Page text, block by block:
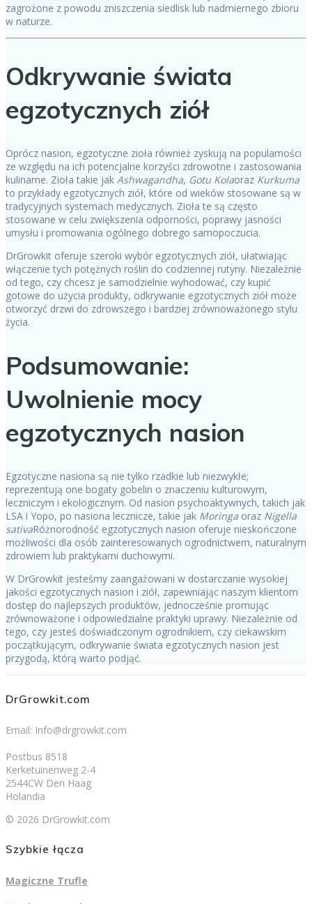
zagrożone z powodu zniszczenia siedlisk lub nadmiernego zbioru
w naturze.
Odkrywanie świata
egzotycznych ziół
Oprócz nasion, egzotyczne zioła również zyskują na popularności
ze względu na ich potencjalne korzyści zdrowotne i zastosowania
kulinarne. Zioła takie jak Ashwagandha, Gotu Kolaoraz Kurkuma
to przykłady egzotycznych ziół, które od wieków stosowane są w
tradycyjnych systemach medycznych. Zioła te są często
stosowane w celu zwiększenia odporności, poprawy jasności
umysłu i promowania ogólnego dobrego samopoczucia.
DrGrowkit oferuje szeroki wybór egzotycznych ziół, ułatwiając
włączenie tych potężnych roślin do codziennej rutyny. Niezależnie
od tego, czy chcesz je samodzielnie wyhodować, czy kupić
gotowe do użycia produkty, odkrywanie egzotycznych ziół może
otworzyć drzwi do zdrowszego i bardziej zrównoważonego stylu
życia.
Podsumowanie:
Uwolnienie mocy
egzotycznych nasion
Egzotyczne nasiona są nie tylko rzadkie lub niezwykłe;
reprezentują one bogaty gobelin o znaczeniu kulturowym,
leczniczym i ekologicznym. Od nasion psychoaktywnych, takich jak
LSA i Yopo, po nasiona lecznicze, takie jak Moringa oraz Nigella
sativaRóżnorodność egzotycznych nasion oferuje nieskończone
możliwości dla osób zainteresowanych ogrodnictwem, naturalnym
zdrowiem lub praktykami duchowymi.
W DrGrowkit jesteśmy zaangażowani w dostarczanie wysokiej
jakości egzotycznych nasion i ziół, zapewniając naszym klientom
dostęp do najlepszych produktów, jednocześnie promując
zrównoważone i odpowiedzialne praktyki uprawy. Niezależnie od
tego, czy jesteś doświadczonym ogrodnikiem, czy ciekawskim
początkującym, odkrywanie świata egzotycznych nasion jest
przygodą, którą warto podjąć.
DrGrowkit.com
Email: Info@drgrowkit.com
Postbus 8518
Kerketuinenweg 2-4
2544CW Den Haag
Holandia
© 2026 DrGrowkit.com
Szybkie łącza
Magiczne Trufle